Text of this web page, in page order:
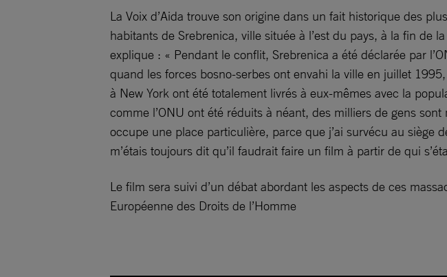
La Voix d’Aida trouve son origine dans un fait historique des
habitants de Srebrenica, ville située à l’est du pays, à la fin de
explique : « Pendant le conflit, Srebrenica a été déclarée par
quand les forces bosno-serbes ont envahi la ville en juillet
à New York ont été totalement livrés à eux-mêmes avec la
comme l’ONU ont été réduits à néant, des milliers de gens
occupe une place particulière, parce que j’ai survécu au siège
m’étais toujours dit qu’il faudrait faire un film à partir de qui
Le film sera suivi d’un débat abordant les aspects de ces
Européenne des Droits de l’Homme